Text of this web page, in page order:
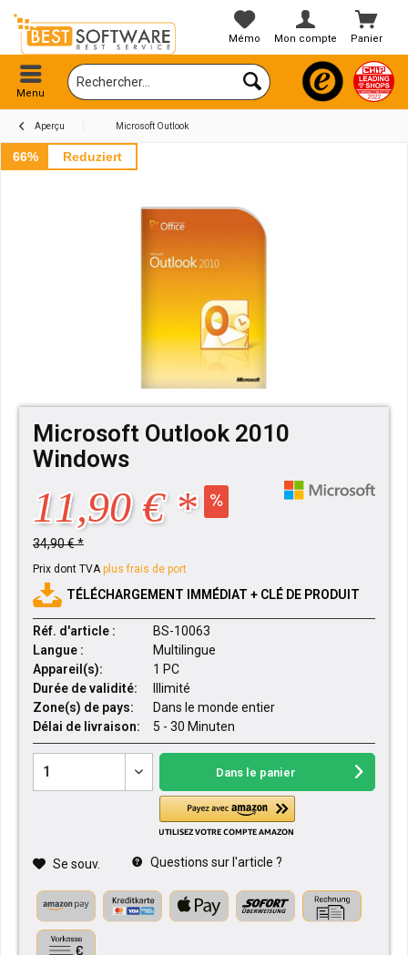
Panier
Mémo Mon compte
Menu
Aperçu Microsoft Outlook
66% Reduziert
Microsoft Outlook 2010
Windows
11,90 € *
34,90 € *
Prix dont TVAplus frais de port
TÉLÉCHARGEMENT IMMÉDIAT + CLÉ DE PRODUIT
Réf. d'article :
BS-10063
Langue :
Multilingue
Appareil(s):
1 PC
Durée de validité:
Illimité
Zone(s) de pays:
Dans le monde entier
Délai de livraison:
5 - 30 Minuten
Dans le panier
Se souv. Questions sur l'article ?